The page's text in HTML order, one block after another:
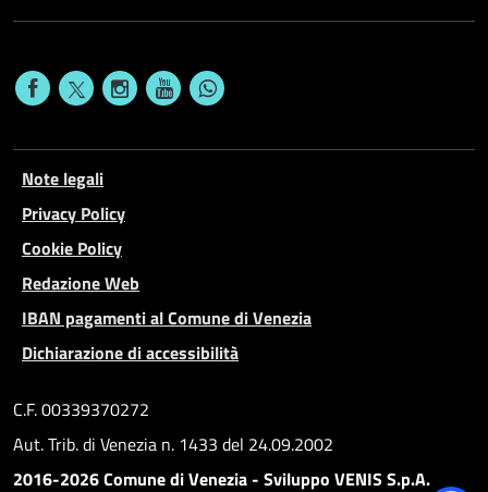
Note legali
Privacy Policy
Cookie Policy
Redazione Web
IBAN pagamenti al Comune di Venezia
Dichiarazione di accessibilità
C.F. 00339370272
Aut. Trib. di Venezia n. 1433 del 24.09.2002
2016-2026 Comune di Venezia - Sviluppo VENIS S.p.A.